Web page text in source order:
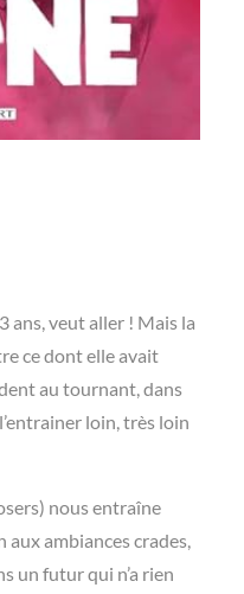
ans, veut aller ! Mais la
ce dont elle avait
au tournant, dans
loin, très loin
nous entraîne
ambiances crades,
un futur qui n’a rien